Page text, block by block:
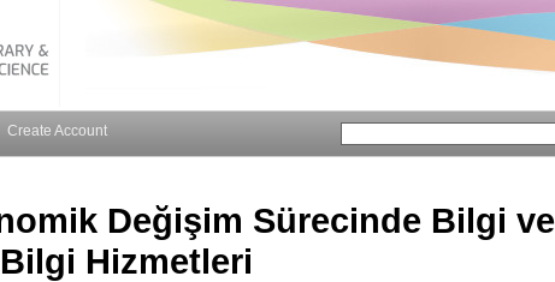
Create Account
Değişim Sürecinde Bilgi ve
Bilgi Hizmetleri